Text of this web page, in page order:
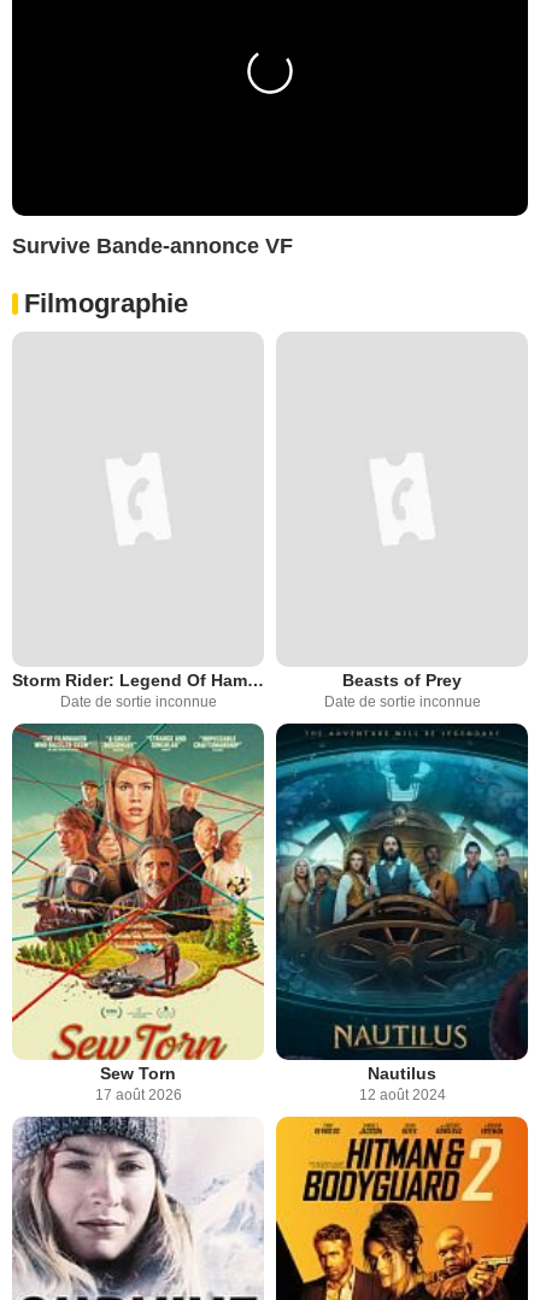
Survive Bande-annonce VF
Filmographie
Storm Rider: Legend Of Hammerhead
Date de sortie inconnue
Beasts of Prey
Date de sortie inconnue
Sew Torn
17 août 2026
Nautilus
12 août 2024